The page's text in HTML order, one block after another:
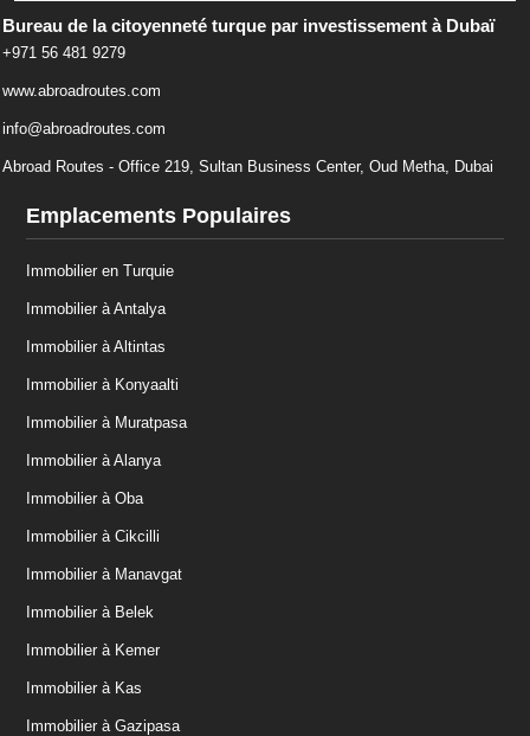
Bureau de la citoyenneté turque par investissement à Dubaï
+971 56 481 9279
www.abroadroutes.com
info@abroadroutes.com
Abroad Routes - Office 219, Sultan Business Center, Oud Metha, Dubai
Emplacements Populaires
Immobilier en Turquie
Immobilier à Antalya
Immobilier à Altintas
Immobilier à Konyaalti
Immobilier à Muratpasa
Immobilier à Alanya
Immobilier à Oba
Immobilier à Cikcilli
Immobilier à Manavgat
Immobilier à Belek
Immobilier à Kemer
Immobilier à Kas
Immobilier à Gazipasa